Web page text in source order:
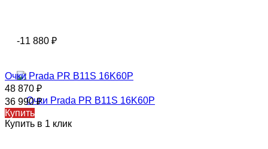
-11 880 ₽
Очки Prada PR B11S 16K60P
48 870 ₽
36 990₽
Купить
Купить в 1 клик